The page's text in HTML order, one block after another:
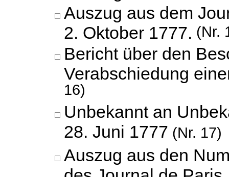
Auszug aus dem
2. Oktober 1777. (Nr.
Bericht über den
Verabschiedung
16)
Unbekannt an
28. Juni 1777 (Nr. 17)
Auszug aus den